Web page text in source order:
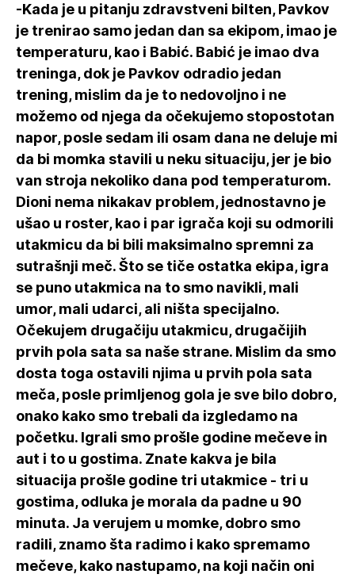
-Kada je u pitanju zdravstveni bilten, Pavkov
je trenirao samo jedan dan sa ekipom, imao je
temperaturu, kao i Babić. Babić je imao dva
treninga, dok je Pavkov odradio jedan
trening, mislim da je to nedovoljno i ne
možemo od njega da očekujemo stopostotan
napor, posle sedam ili osam dana ne deluje mi
da bi momka stavili u neku situaciju, jer je bio
van stroja nekoliko dana pod temperaturom.
Dioni nema nikakav problem, jednostavno je
ušao u roster, kao i par igrača koji su odmorili
utakmicu da bi bili maksimalno spremni za
sutrašnji meč. Što se tiče ostatka ekipa, igra
se puno utakmica na to smo navikli, mali
umor, mali udarci, ali ništa specijalno.
Očekujem drugačiju utakmicu, drugačijih
prvih pola sata sa naše strane. Mislim da smo
dosta toga ostavili njima u prvih pola sata
meča, posle primljenog gola je sve bilo dobro,
onako kako smo trebali da izgledamo na
početku. Igrali smo prošle godine mečeve in
aut i to u gostima. Znate kakva je bila
situacija prošle godine tri utakmice - tri u
gostima, odluka je morala da padne u 90
minuta. Ja verujem u momke, dobro smo
radili, znamo šta radimo i kako spremamo
mečeve, kako nastupamo, na koji način oni